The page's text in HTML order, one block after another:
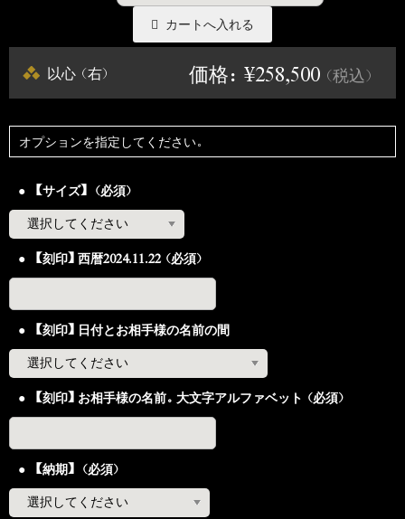
以心（右） 価格：¥258,500 （税込）
オプションを指定してください。
【サイズ】（必須）
【刻印】西暦2024.11.22（必須）
【刻印】日付とお相手様の名前の間
【刻印】お相手様の名前。大文字アルファベット（必須）
【納期】（必須）